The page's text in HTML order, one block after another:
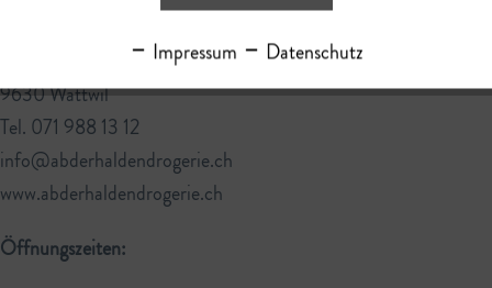
9630 Wattwil
Tel. 071 988 13 12
info@abderhaldendrogerie.ch
www.abderhaldendrogerie.ch
Öffnungszeiten:
Impressum Datenschutz